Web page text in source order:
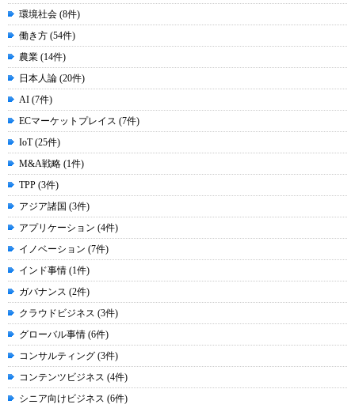
環境社会 (8件)
働き方 (54件)
農業 (14件)
日本人論 (20件)
AI (7件)
ECマーケットプレイス (7件)
IoT (25件)
M&A戦略 (1件)
TPP (3件)
アジア諸国 (3件)
アプリケーション (4件)
イノベーション (7件)
インド事情 (1件)
ガバナンス (2件)
クラウドビジネス (3件)
グローバル事情 (6件)
コンサルティング (3件)
コンテンツビジネス (4件)
シニア向けビジネス (6件)